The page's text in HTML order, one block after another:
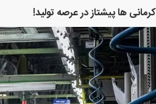
کرمانی ها پیشتاز در عرصه تولید!